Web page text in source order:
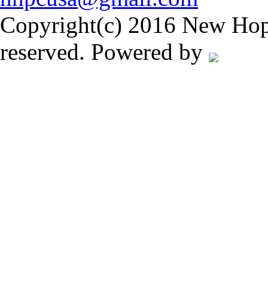
Copyright(c) 2016 New
reserved. Powered by